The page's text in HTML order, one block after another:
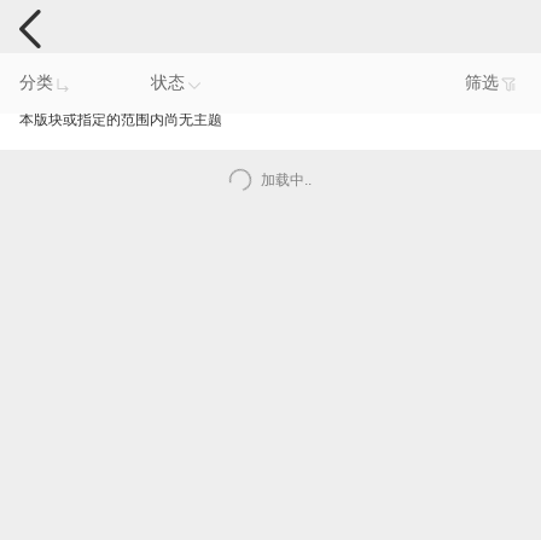
手机反馈
分类 状态 筛选
本版块或指定的范围内尚无主题
加载中..